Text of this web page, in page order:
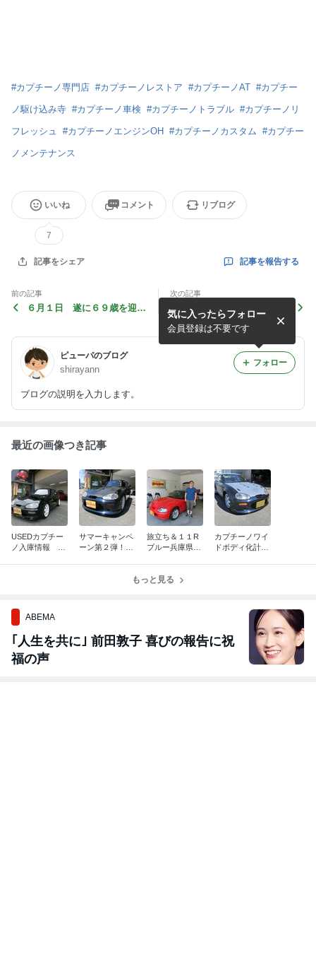
#カプチーノ専門店 #カプチーノレストア #カプチーノAT #カプチー
ノ駆け込み寺 #カプチーノ車検 #カプチーノトラブル #カプチーノリ
フレッシュ #カプチーノエンジンOH #カプチーノカスタム #カプチー
ノメンテナンス
いいね
7
コメント リブログ
記事をシェア 記事を報告する
前の記事
６月１日 遂に６９歳を迎え
次の記事
２１Rタコグリ フルリフレ
ッシュ開始！！
ピューパのブログ
shirayann
ブログの説明を入力します。
気に入ったらフォロー
会員登録は不要です
フォロー
最近の画像つき記事
USEDカプチー
ノ入庫情報 ブ
サマーキャンペ
ーン第２弾！！
旅立ち＆１１R
ブルー兵庫県か
カプチーノワイ
ドボディ化計
もっと見る
ABEMA
｢人生を共に｣ 前田敦子 喜びの報告に祝
福の声